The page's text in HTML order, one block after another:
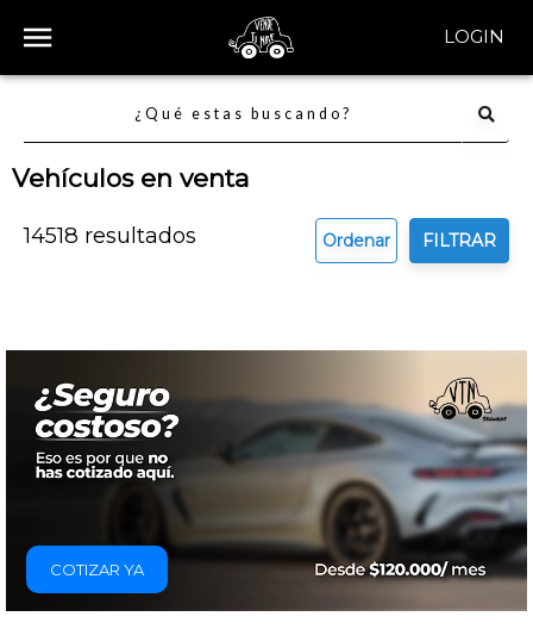
LOGIN
Vehículos en venta
14518 resultados FILTRAR
Ordenar
COTIZAR YA